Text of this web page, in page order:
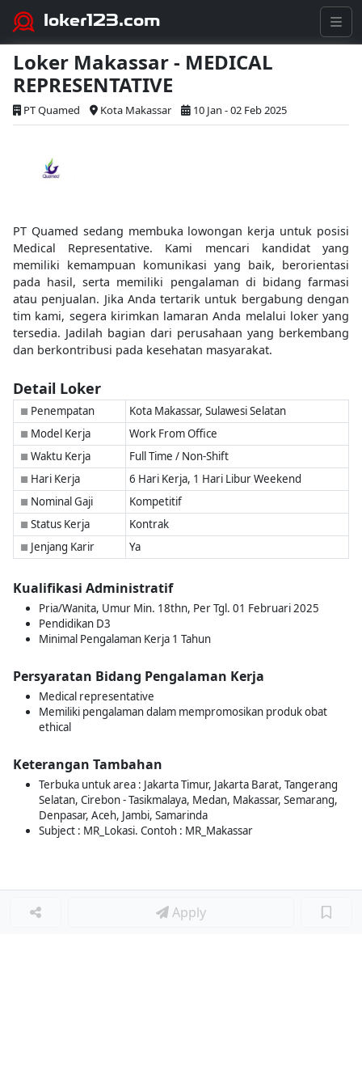
loker123.com
Loker Makassar - MEDICAL
REPRESENTATIVE
PT Quamed Kota Makassar 10 Jan - 02 Feb 2025
PT Quamed sedang membuka lowongan kerja untuk posisi
Medical Representative. Kami mencari kandidat yang
memiliki kemampuan komunikasi yang baik, berorientasi
pada hasil, serta memiliki pengalaman di bidang farmasi
atau penjualan. Jika Anda tertarik untuk bergabung dengan
tim kami, segera kirimkan lamaran Anda melalui loker yang
tersedia. Jadilah bagian dari perusahaan yang berkembang
dan berkontribusi pada kesehatan masyarakat.
Detail Loker
■ Penempatan Kota Makassar, Sulawesi Selatan
■ Model Kerja Work From Office
■ Waktu Kerja Full Time / Non-Shift
■ Hari Kerja 6 Hari Kerja, 1 Hari Libur Weekend
■ Nominal Gaji Kompetitif
■ Status Kerja Kontrak
■ Jenjang Karir Ya
Kualifikasi Administratif
Pria/Wanita, Umur Min. 18thn, Per Tgl. 01 Februari 2025
Pendidikan D3
Minimal Pengalaman Kerja 1 Tahun
Persyaratan Bidang Pengalaman Kerja
Medical representative
Memiliki pengalaman dalam mempromosikan produk obat
ethical
Keterangan Tambahan
Terbuka untuk area : Jakarta Timur, Jakarta Barat, Tangerang
Selatan, Cirebon - Tasikmalaya, Medan, Makassar, Semarang,
Denpasar, Aceh, Jambi, Samarinda
Subject : MR_Lokasi. Contoh : MR_Makassar
Apply